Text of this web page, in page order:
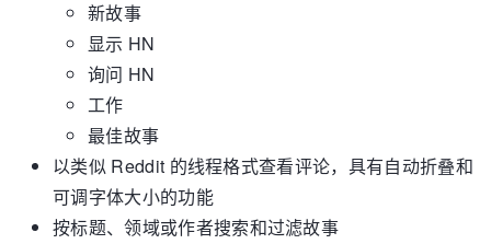
新故事
显示 HN
询问 HN
工作
最佳故事
以类似 Reddit 的线程格式查看评论，具有自动折叠和
可调字体大小的功能
按标题、领域或作者搜索和过滤故事